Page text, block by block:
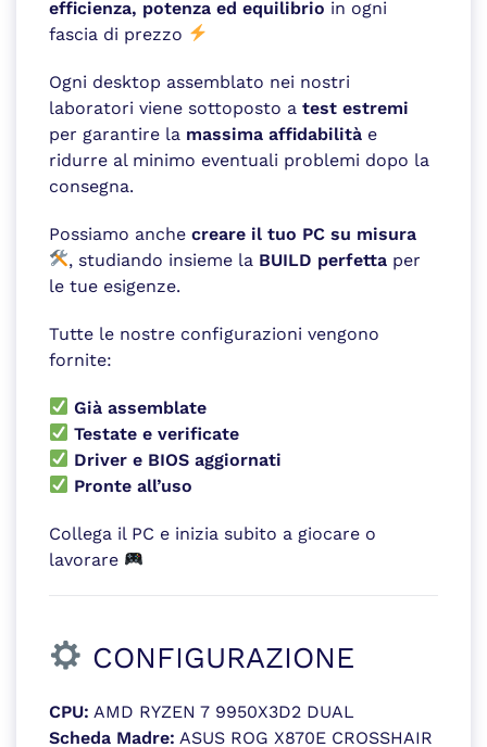
efficienza, potenza ed equilibrio in ogni
fascia di prezzo
Ogni desktop assemblato nei nostri
laboratori viene sottoposto a test estremi
per garantire la massima affidabilità e
ridurre al minimo eventuali problemi dopo la
consegna.
Possiamo anche creare il tuo PC su misura
, studiando insieme la BUILD perfetta per
le tue esigenze.
Tutte le nostre configurazioni vengono
fornite:
Già assemblate
Testate e verificate
Driver e BIOS aggiornati
Pronte all’uso
Collega il PC e inizia subito a giocare o
lavorare
CONFIGURAZIONE
CPU: AMD RYZEN 7 9950X3D2 DUAL
Scheda Madre: ASUS ROG X870E CROSSHAIR